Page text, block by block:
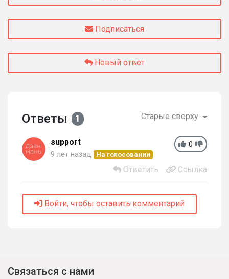
Подписаться
Новый ответ
Ответы 1 Старые сверху
0
support
9 лет назад На голосовании
Ответить Ссылка
Войти, чтобы оставить комментарий
Связаться с нами